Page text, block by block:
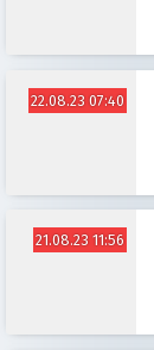
22.08.23 07:40
21.08.23 11:56